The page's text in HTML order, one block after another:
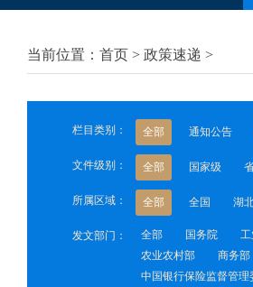
当前位置：首页 > 政策速递 >
栏目类别： 全部 通知公告
文件级别： 全部 国家级
所属区域： 全部 全国 湖
发文部门： 全部 国务院
农业农村部
商务部
中国银行保险监督管理